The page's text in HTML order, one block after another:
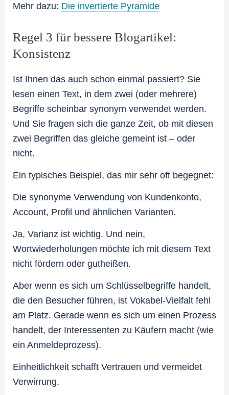
Mehr dazu: Die invertierte Pyramide
Regel 3 für bessere Blogartikel:
Konsistenz
Ist Ihnen das auch schon einmal passiert? Sie
lesen einen Text, in dem zwei (oder mehrere)
Begriffe scheinbar synonym verwendet werden.
Und Sie fragen sich die ganze Zeit, ob mit diesen
zwei Begriffen das gleiche gemeint ist – oder
nicht.
Ein typisches Beispiel, das mir sehr oft begegnet:
Die synonyme Verwendung von Kundenkonto,
Account, Profil und ähnlichen Varianten.
Ja, Varianz ist wichtig. Und nein,
Wortwiederholungen möchte ich mit diesem Text
nicht fördern oder gutheißen.
Aber wenn es sich um Schlüsselbegriffe handelt,
die den Besucher führen, ist Vokabel-Vielfalt fehl
am Platz. Gerade wenn es sich um einen Prozess
handelt, der Interessenten zu Käufern macht (wie
ein Anmeldeprozess).
Einheitlichkeit schafft Vertrauen und vermeidet
Verwirrung.